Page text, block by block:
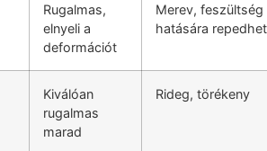
Rugalmas,
elnyeli a
deformációt
Merev, feszültség
hatására repedhet
Kiválóan
rugalmas
marad
Rideg, törékeny